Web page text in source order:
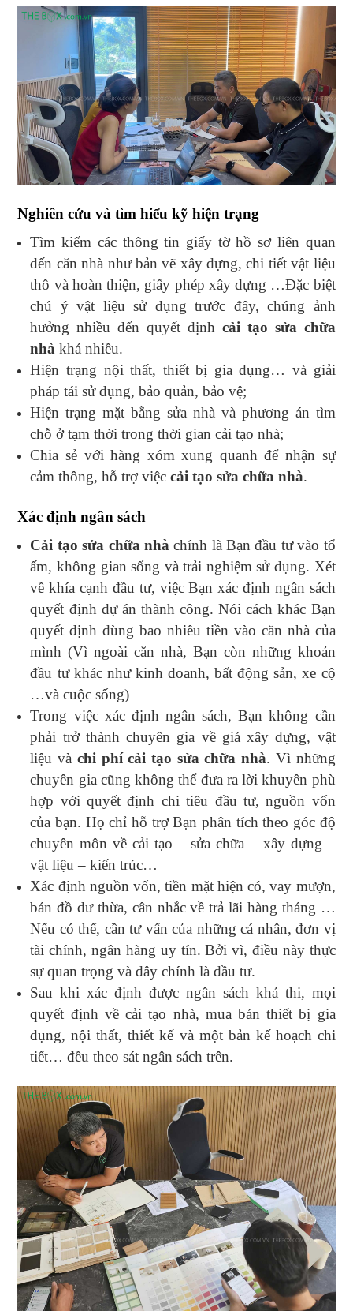
Nghiên cứu và tìm hiểu kỹ hiện trạng
Tìm kiếm các thông tin giấy tờ hồ sơ liên quan
đến căn nhà như bản vẽ xây dựng, chi tiết vật liệu
thô và hoàn thiện, giấy phép xây dựng …Đặc biệt
chú ý vật liệu sử dụng trước đây, chúng ảnh
hưởng nhiều đến quyết định cải tạo sửa chữa
nhàkhá nhiều.
Hiện trạng nội thất, thiết bị gia dụng… và giải
pháp tái sử dụng, bảo quản, bảo vệ;
Hiện trạng mặt bằng sửa nhà và phương án tìm
chỗ ở tạm thời trong thời gian cải tạo nhà;
Chia sẻ với hàng xóm xung quanh để nhận sự
cảm thông, hỗ trợ việccải tạo sửa chữa nhà.
Xác định ngân sách
Cải tạo sửa chữa nhàchính là Bạn đầu tư vào tổ
ấm, không gian sống và trải nghiệm sử dụng. Xét
về khía cạnh đầu tư, việc Bạn xác định ngân sách
quyết định dự án thành công. Nói cách khác Bạn
quyết định dùng bao nhiêu tiền vào căn nhà của
mình (Vì ngoài căn nhà, Bạn còn những khoản
đầu tư khác như kinh doanh, bất động sản, xe cộ
…và cuộc sống)
Trong việc xác định ngân sách, Bạn không cần
phải trở thành chuyên gia về giá xây dựng, vật
liệu và chi phí cải tạo sửa chữa nhà. Vì những
chuyên gia cũng không thể đưa ra lời khuyên phù
hợp với quyết định chi tiêu đầu tư, nguồn vốn
của bạn. Họ chỉ hỗ trợ Bạn phân tích theo góc độ
chuyên môn về cải tạo – sửa chữa – xây dựng –
vật liệu – kiến trúc…
Xác định nguồn vốn, tiền mặt hiện có, vay mượn,
bán đồ dư thừa, cân nhắc về trả lãi hàng tháng …
Nếu có thể, cần tư vấn của những cá nhân, đơn vị
tài chính, ngân hàng uy tín. Bởi vì, điều này thực
sự quan trọng và đây chính là đầu tư.
Sau khi xác định được ngân sách khả thi, mọi
quyết định về cải tạo nhà, mua bán thiết bị gia
dụng, nội thất, thiết kế và một bản kế hoạch chi
tiết… đều theo sát ngân sách trên.